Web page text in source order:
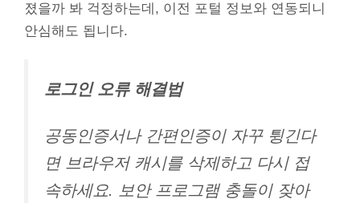
졌을까 봐 걱정하는데, 이전 포털 정보와 연동되니
안심해도 됩니다.
로그인 오류 해결법
공동인증서나 간편인증이 자꾸 튕긴다
면 브라우저 캐시를 삭제하고 다시 접
속하세요. 보안 프로그램 충돌이 잦아